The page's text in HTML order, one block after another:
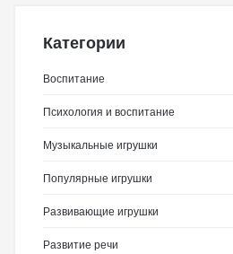
Категории
Воспитание
Психология и воспитание
Музыкальные игрушки
Популярные игрушки
Развивающие игрушки
Развитие речи